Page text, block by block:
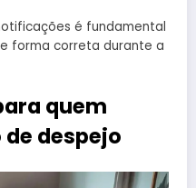
é fundamental
forma correta durante a
quem
despejo